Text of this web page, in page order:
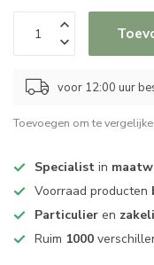
voor 12:00 uur
Toevoegen om te
Specialist in
Voorraad producten
Particulier en
Ruim 1000